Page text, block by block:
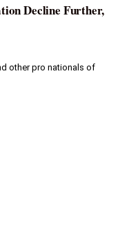
Decline Further,
other pro nationals of